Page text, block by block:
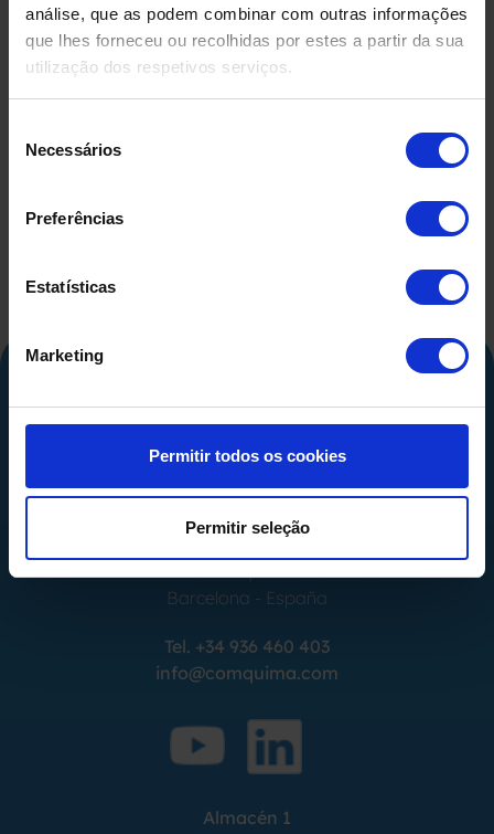
análise, que as podem combinar com outras informações
que lhes forneceu ou recolhidas por estes a partir da sua
utilização dos respetivos serviços.
Necessários
Preferências
Estatísticas
Marketing
Permitir todos os cookies
Permitir seleção
DEPÓSITO EM FIBRA DE
500
Calle Alemania, 32
Barcelona - España
Tel. +34 936 460 403
info@comquima.com
Almacén 1